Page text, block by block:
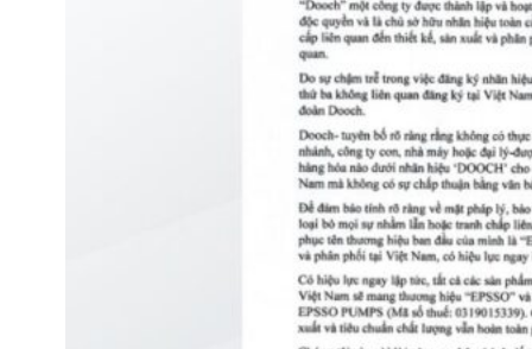
VAN NGĂN DÒNG CHẢY NGƯỢC